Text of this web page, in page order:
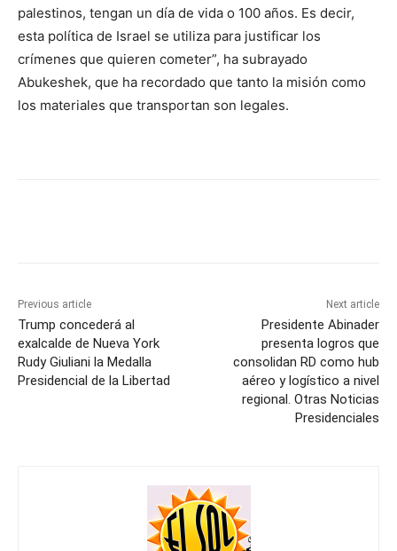
palestinos, tengan un día de vida o 100 años. Es decir,
esta política de Israel se utiliza para justificar los
crímenes que quieren cometer”, ha subrayado
Abukeshek, que ha recordado que tanto la misión como
los materiales que transportan son legales.
Previous article
Trump concederá al
exalcalde de Nueva York
Rudy Giuliani la Medalla
Presidencial de la Libertad
Next article
Presidente Abinader
presenta logros que
consolidan RD como hub
aéreo y logístico a nivel
regional. Otras Noticias
Presidenciales